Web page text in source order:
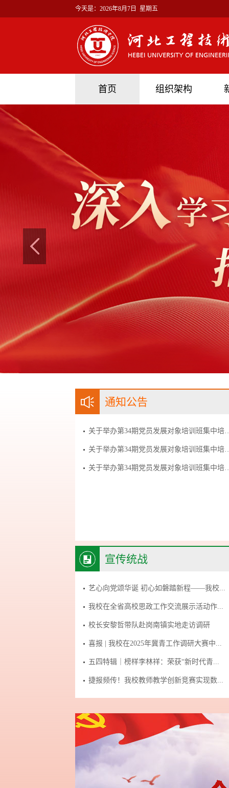
今天是： 2026年8月7日 星期五
首页 组织架构
通知公告
关于举办第34期党员发展对象培训班集中培
关于举办第34期党员发展对象培训班集中培
关于举办第34期党员发展对象培训班集中培
宣传统战
艺心向党颂华诞 初心如磐踏新程——我校...
我校在全省高校思政工作交流展示活动作...
校长安黎哲带队赴岗南镇实地走访调研
喜报 | 我校在2025年冀青工作调研大赛中...
五四特辑｜榜样李林祥：荣获“新时代青...
捷报频传！我校教师教学创新竞赛实现数...